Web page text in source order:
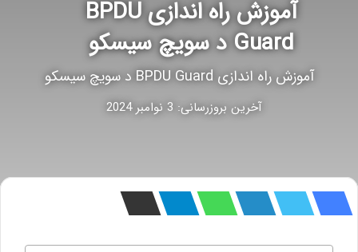
آموزش راه اندازی BPDU
Guard د سویچ سیسکو
آموزش راه اندازی BPDU Guard د سویچ سیسکو
آخرین بروزرسانی: 3 نوامبر 2024